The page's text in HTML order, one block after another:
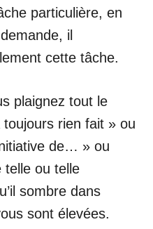
particulière, en
il
cette tâche.
plaignez tout le
toujours rien fait » ou
de… » ou
telle ou telle
sombre dans
sont élevées.